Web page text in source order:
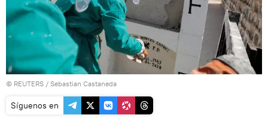
© REUTERS / Sebastian Castaneda
Síguenos en